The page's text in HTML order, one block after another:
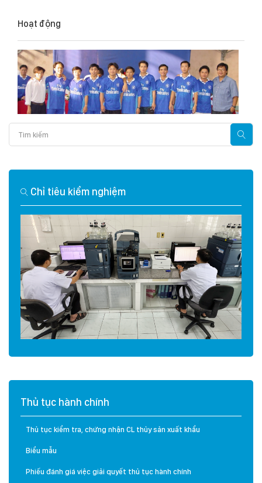
Hoạt động
Chỉ tiêu kiểm nghiệm
Thủ tục hành chính
Thủ tục kiểm tra, chứng nhận CL thủy sản xuất khẩu
Biểu mẫu
Phiếu đánh giá việc giải quyết thủ tục hành chính